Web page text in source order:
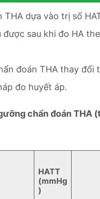
THA dựa vào trị số
được sau khi đo HA
đoán THA thay đổi
đo huyết áp.
chẩn đoán THA
HATT
(mmHg
)